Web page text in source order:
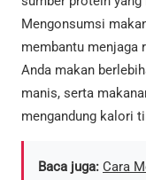
Mengonsumsi
membantu menjaga
Anda makan
manis, serta
mengandung kalori
Baca juga: Cara